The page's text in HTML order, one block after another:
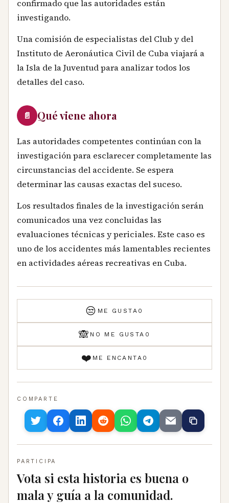
confirmado que las autoridades están
investigando.
Una comisión de especialistas del Club y del
Instituto de Aeronáutica Civil de Cuba viajará a
la Isla de la Juventud para analizar todos los
detalles del caso.
📄 Qué viene ahora
Las autoridades competentes continúan con la
investigación para esclarecer completamente las
circunstancias del accidente. Se espera
determinar las causas exactas del suceso.
Los resultados finales de la investigación serán
comunicados una vez concluidas las
evaluaciones técnicas y periciales. Este caso es
uno de los accidentes más lamentables recientes
en actividades aéreas recreativas en Cuba.
😒 ME GUSTA 0
🙈 NO ME GUSTA 0
❤️ ME ENCANTA 0
COMPARTE
PARTICIPA
Vota si esta historia es buena o
mala y guía a la comunidad.